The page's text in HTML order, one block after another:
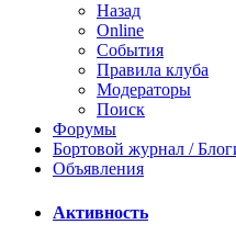
Назад
Online
События
Правила клуба
Модераторы
Поиск
Форумы
Бортовой журнал /
Объявления
Активность